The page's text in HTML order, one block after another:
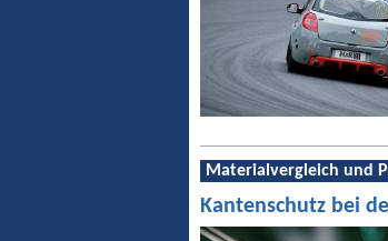
Materialvergleich und
Kantenschutz bei